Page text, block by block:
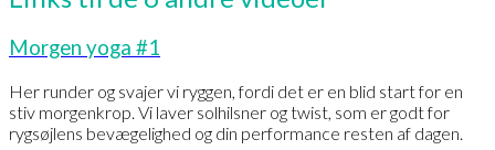
Morgen yoga #1
Her runder og svajer vi ryggen, fordi det er en blid start for en
stiv morgenkrop. Vi laver solhilsner og twist, som er godt for
rygsøjlens bevægelighed og din performance resten af dagen.